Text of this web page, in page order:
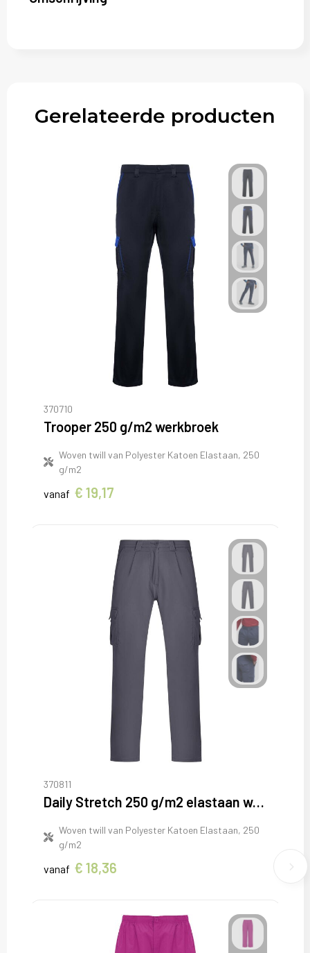
Gerelateerde producten
370710
Trooper 250 g/m2 werkbroek
Woven twill van Polyester Katoen Elastaan, 250
g/m2
vanaf € 19,17
370811
Daily Stretch 250 g/m2 elastaan werkbroek
Woven twill van Polyester Katoen Elastaan, 250
g/m2
vanaf € 18,36